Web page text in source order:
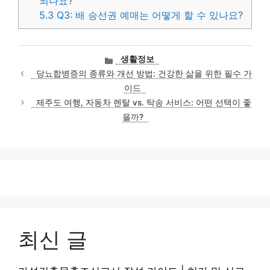
5.3 Q3: 배 승선권 예매는 어떻게 할 수 있나요?
카
테
고
생활정보
당뇨합병증의 종류와 개선 방법: 건강한 삶을 위한 필수 가
이드
제주도 여행, 자동차 렌탈 vs. 탁송 서비스: 어떤 선택이 좋
을까?
최신 글